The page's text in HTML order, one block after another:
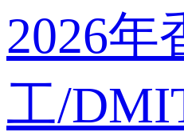
2026年
工/